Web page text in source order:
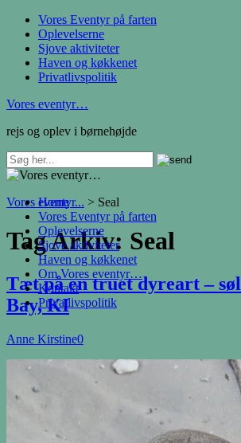
Vores Eventyr på farten
Oplevelserne
Sjove aktiviteter
Haven og køkkenet
Privatlivspolitik
Vores eventyr…
rejs og oplev i børnehøjde
Home
Vores Eventyr på farten
Oplevelserne
Sjove aktiviteter
Haven og køkkenet
Om Vores eventyr…
Kontakt
Privatlivspolitik
Vores eventyr... > Seal
Tag Arkiv: Seal
Tæt på en truet dyreart –
Bay, KI
Anne Kirstine0